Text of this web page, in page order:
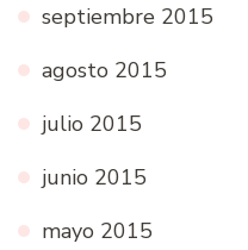
septiembre 2015
agosto 2015
julio 2015
junio 2015
mayo 2015